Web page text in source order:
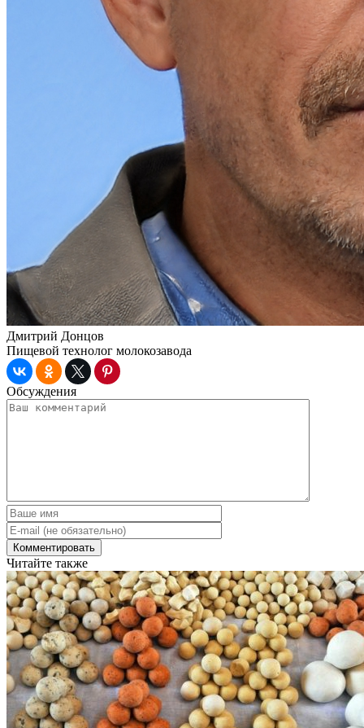
Дмитрий Донцов
Пищевой технолог молокозавода
Обсуждения
Читайте также